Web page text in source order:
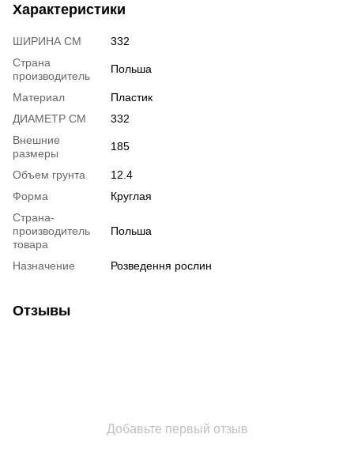
Характеристики
ШИРИНА СМ
332
Страна
производитель
Польша
Материал
Пластик
ДИАМЕТР СМ
332
Внешние
размеры
185
Объем грунта
12.4
Форма
Круглая
Страна-
производитель
товара
Польша
Назначение Розведення рослин
Отзывы
Добавьте первый отзыв